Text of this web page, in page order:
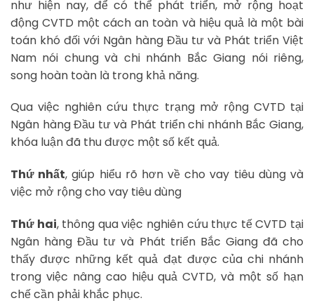
như hiện nay, để có thể phát triển, mở rộng hoạt
động CVTD một cách an toàn và hiệu quả là một bài
toán khó đối với Ngân hàng Đầu tư và Phát triển Việt
Nam nói chung và chi nhánh Bắc Giang nói riêng,
song hoàn toàn là trong khả năng.
Qua việc nghiên cứu thực trạng mở rộng CVTD tại
Ngân hàng Đầu tư và Phát triển chi nhánh Bắc Giang,
khóa luận đã thu được một số kết quả.
Thứ nhất, giúp hiểu rõ hơn về cho vay tiêu dùng và
việc mở rộng cho vay tiêu dùng
Thứ hai, thông qua việc nghiên cứu thực tế CVTD tại
Ngân hàng Đầu tư và Phát triển Bắc Giang đã cho
thấy được những kết quả đạt được của chi nhánh
trong việc nâng cao hiệu quả CVTD, và một số hạn
chế cần phải khắc phục.